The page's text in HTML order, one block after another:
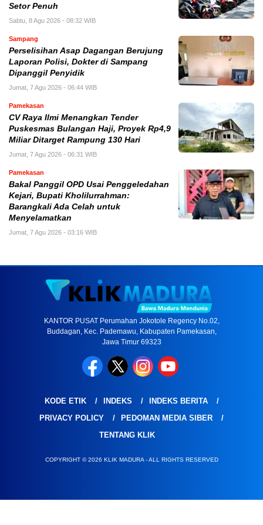
Setor Penuh
Sabtu, 8 Agu 2026 - 08:32 WIB
Sampang
Perselisihan Asap Dagangan Berujung
Laporan Polisi, Dokter di Sampang
Dipanggil Penyidik
Jumat, 7 Agu 2026 - 06:44 WIB
Pamekasan
CV Raya Ilmi Menangkan Tender
Puskesmas Bulangan Haji, Proyek Rp4,9
Miliar Ditarget Rampung 130 Hari
Jumat, 7 Agu 2026 - 06:31 WIB
Pamekasan
Bakal Panggil OPD Usai Penggeledahan
Kejari, Bupati Kholilurrahman:
Barangkali Ada Celah untuk
Menyelamatkan
Jumat, 7 Agu 2026 - 03:16 WIB
KANTOR PUSAT Perumahan Jokotole Regency No.02,
Buddagan, Kec. Pademawu, Kabupaten Pamekasan,
Jawa Timur 69323
KODE ETIK INDEKS
INDEKS BERITA
PRIVACY POLICY
PEDOMAN MEDIA SIBER
TENTANG KLIK
COPYRIGHT © 2026 KLIK MADURA - ALL RIGHTS RESERVED